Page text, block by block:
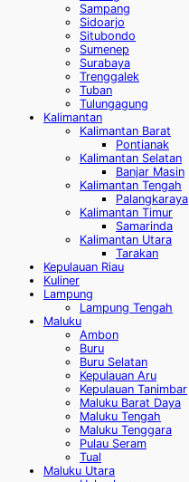
Sampang
Sidoarjo
Situbondo
Sumenep
Surabaya
Trenggalek
Tuban
Tulungagung
Kalimantan
Kalimantan Barat
Pontianak
Kalimantan Selatan
Banjar Masin
Kalimantan Tengah
Palangkaraya
Kalimantan Timur
Samarinda
Kalimantan Utara
Tarakan
Kepulauan Riau
Kuliner
Lampung
Lampung Tengah
Maluku
Ambon
Buru
Buru Selatan
Kepulauan Aru
Kepulauan Tanimbar
Maluku Barat Daya
Maluku Tengah
Maluku Tenggara
Pulau Seram
Tual
Maluku Utara